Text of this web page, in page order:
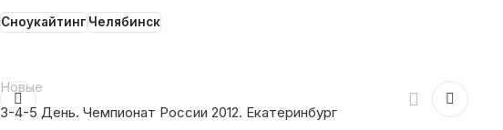
СноукайтингЧелябинск
Новые
3-4-5 День. Чемпионат России 2012. Екатеринбург